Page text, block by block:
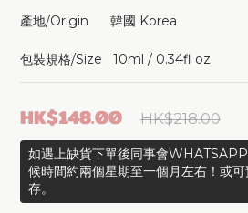
產地/Origin      韓國 Korea
包裝規格/Size   10ml / 0.34fl oz
HK$218.00
HK$148.00
如遇上缺貨下單後同事會
候時間約兩個星期至一個月左右！或
存。